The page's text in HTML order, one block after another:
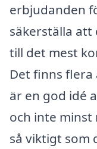
erbjudanden
säkerställa att
till det mest
Det finns
är en god idé
och inte
så viktigt som